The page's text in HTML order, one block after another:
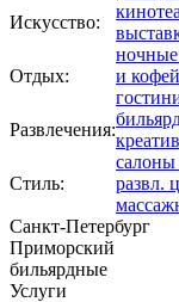
Искусство:
Отдых:
и
Развлечения:
Стиль:
салоны
развл.
Санкт-Петербург
Приморский
бильярдные
Услуги